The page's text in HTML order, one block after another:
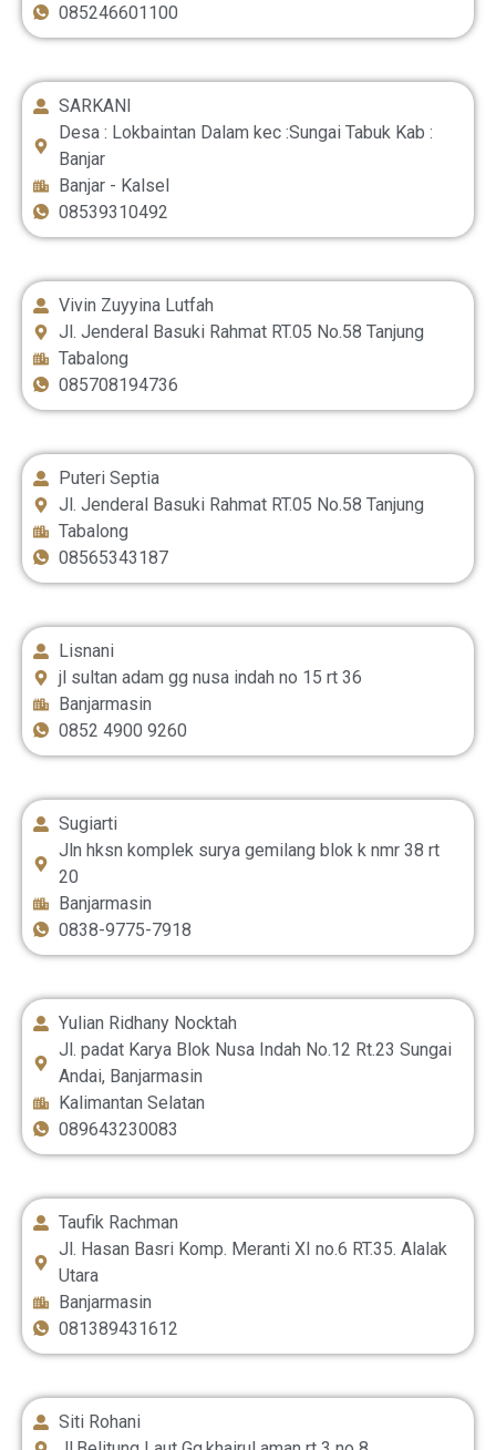
085246601100
SARKANI
Desa : Lokbaintan Dalam kec :Sungai Tabuk Kab :
Banjar
Banjar - Kalsel
08539310492
Vivin Zuyyina Lutfah
Jl. Jenderal Basuki Rahmat RT.05 No.58 Tanjung
Tabalong
085708194736‬
Puteri Septia
Jl. Jenderal Basuki Rahmat RT.05 No.58 Tanjung
Tabalong
08565343187
Lisnani
jl sultan adam gg nusa indah no 15 rt 36
Banjarmasin
0852 4900 9260
Sugiarti
Jln hksn komplek surya gemilang blok k nmr 38 rt
20
Banjarmasin
0838-9775-7918
Yulian Ridhany Nocktah
Jl. padat Karya Blok Nusa Indah No.12 Rt.23 Sungai
Andai, Banjarmasin
Kalimantan Selatan
089643230083
Taufik Rachman
Jl. Hasan Basri Komp. Meranti XI no.6 RT.35. Alalak
Utara
Banjarmasin
081389431612
Siti Rohani